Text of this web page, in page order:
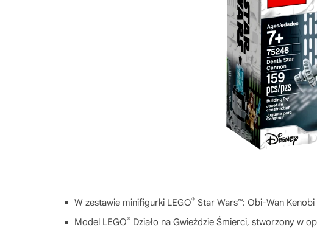
W zestawie minifigurki LEGO® Star Wars™: Obi-Wan
Model LEGO® Działo na Gwieździe Śmierci, stworzony w